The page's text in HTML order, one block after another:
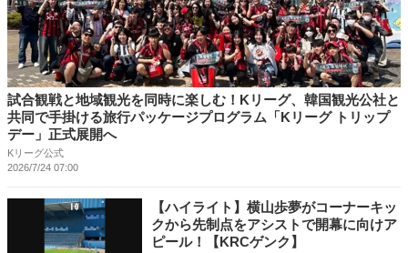
試合観戦と地域観光を同時に楽しむ！Kリーグ、韓国観光公社と
共同で手掛ける旅行パッケージプログラム「Kリーグ トリップ
デー」正式展開へ
Kリーグ公式
2026/7/24 07:00
【ハイライト】横山歩夢がコーナーキッ
クから先制点をアシストで開幕に向けア
ピール！【KRCゲンク】